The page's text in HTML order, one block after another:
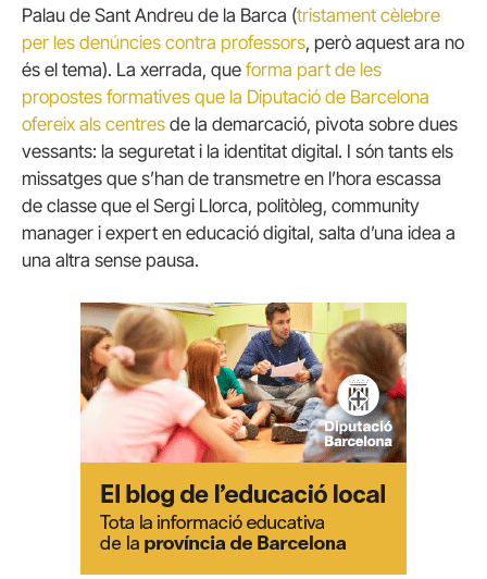
Palau de Sant Andreu de la Barca (tristament cèlebre
per les denúncies contra professors, però aquest ara no
és el tema). La xerrada, que forma part de les
propostes formatives que la Diputació de Barcelona
ofereix als centres de la demarcació, pivota sobre dues
vessants: la seguretat i la identitat digital. I són tants els
missatges que s’han de transmetre en l’hora escassa
de classe que el Sergi Llorca, politòleg, community
manager i expert en educació digital, salta d’una idea a
una altra sense pausa.